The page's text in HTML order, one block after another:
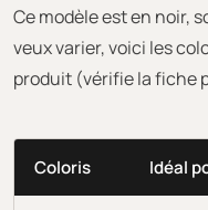
Ce modèle est en noir,
veux varier, voici les
produit (vérifie la fiche
Coloris Idéal